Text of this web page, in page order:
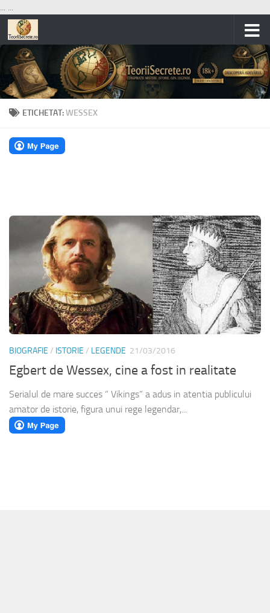
... ...
Skip to content
ETICHETAT:WESSEX
BIOGRAFIE / ISTORIE / LEGENDE 21/03/2016
Egbert de Wessex, cine a fost in realitate
Serialul de mare succes “ Vikings” a adus in atentia publicului
amator de istorie, figura unui rege legendar,...